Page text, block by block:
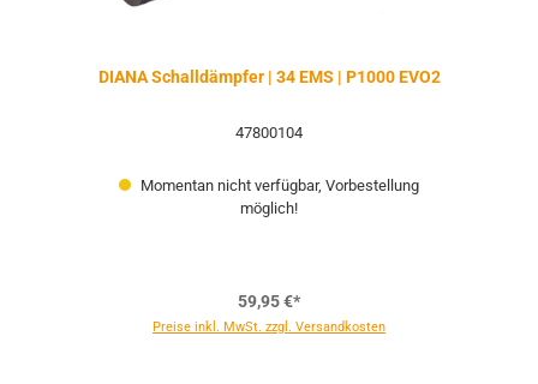
DIANA Schalldämpfer | 34 EMS | P1000 EVO2
47800104
Momentan nicht verfügbar, Vorbestellung
möglich!
59,95 €*
Preise inkl. MwSt. zzgl. Versandkosten